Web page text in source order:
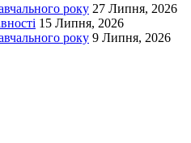
року 27 Липня, 2026
15 Липня, 2026
року 9 Липня, 2026